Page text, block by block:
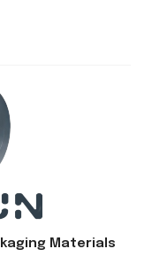
Materials